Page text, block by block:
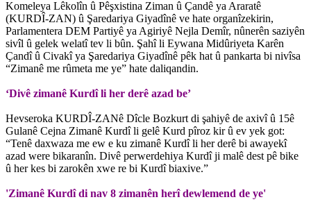
Komeleya Lêkolîn û Pêşxistina Ziman û Çandê ya Araratê
(KURDÎ-ZAN) û Şaredariya Giyadînê ve hate organîzekirin,
Parlamentera DEM Partiyê ya Agiriyê Nejla Demîr, nûnerên saziyên
sivîl û gelek welatî tev li bûn. Şahî li Eywana Midûriyeta Karên
Çandî û Civakî ya Şaredariya Giyadînê pêk hat û pankarta bi nivîsa
“Zimanê me rûmeta me ye” hate daliqandin.
‘Divê zimanê Kurdî li her derê azad be’
Hevseroka KURDÎ-ZANê Dîcle Bozkurt di şahiyê de axivî û 15ê
Gulanê Cejna Zimanê Kurdî li gelê Kurd pîroz kir û ev yek got:
“Tenê daxwaza me ew e ku zimanê Kurdî li her derê bi awayekî
azad were bikaranîn. Divê perwerdehiya Kurdî ji malê dest pê bike
û her kes bi zarokên xwe re bi Kurdî biaxive.”
'Zimanê Kurdî di nav 8 zimanên herî dewlemend de ye'